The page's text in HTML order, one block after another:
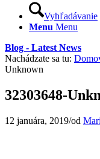
Vyhľadávanie
Menu Menu
Blog - Latest News
Nachádzate sa tu:
Unknown
32303648-
12 januára, 2019/od